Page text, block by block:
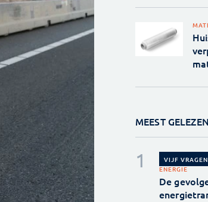
MEEST GELEZEN
VIJF VRAGEN
ENERGIE
De